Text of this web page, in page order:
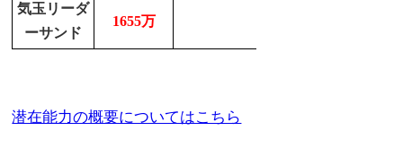
気玉リーダ
ーサンド
1655万
潜在能力の概要についてはこちら